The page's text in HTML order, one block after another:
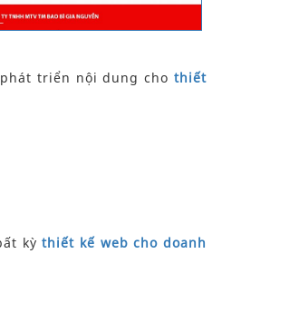
triển nội dung cho thiết
kỳ thiết kế web cho doanh